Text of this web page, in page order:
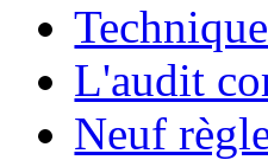
L'audit
Neuf